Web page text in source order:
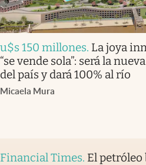
u$s 150 millones. La joya
“se vende sola”: será la
del país y dará 100% al río
Micaela Mura
Financial Times. El petróleo